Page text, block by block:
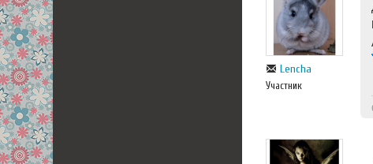
Lencha
Участник